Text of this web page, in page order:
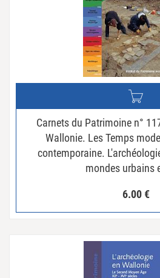
Carnets du Patrimoine n°
Wallonie. Les Temps
contemporaine.
mondes urbains
6.00€